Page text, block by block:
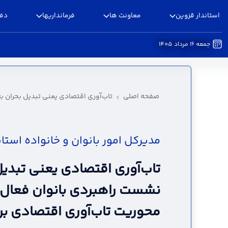
استاندار قزوین معاونت ها فرمانداریها
جمعه 16 مرداد 1405
تاب‌آوری اقتصادی یعنی تبدیل بحران به فرصت/
صفحه اصلی تاب‌آوری اقتصادی یعنی تبدیل
مدیرکل امور بانوان و خانواده
تاب‌آوری اقتصادی یعنی
نشست راهبردی بانوان
محوریت تاب‌آوری اقتصادی